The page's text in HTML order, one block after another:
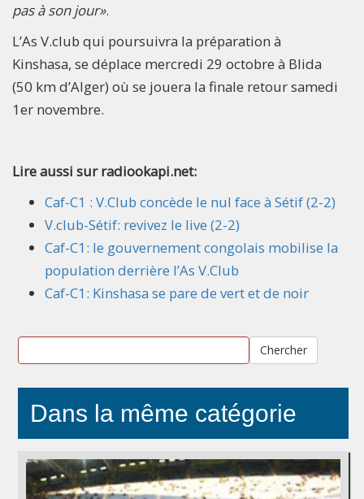
pas à son jour».
L’As V.club qui poursuivra la préparation à
Kinshasa, se déplace mercredi 29 octobre à Blida
(50 km d’Alger) où se jouera la finale retour samedi
1er novembre.
Lire aussi sur radiookapi.net:
Caf-C1 : V.Club concède le nul face à Sétif (2-2)
V.club-Sétif: revivez le live (2-2)
Caf-C1: le gouvernement congolais mobilise la
population derrière l’As V.Club
Caf-C1: Kinshasa se pare de vert et de noir
Chercher
Dans la même catégorie